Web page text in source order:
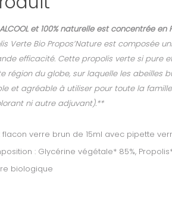
et 100% naturelle est concentrée
Verte Bio Propos’Nature est composée
efficacité. Cette propolis verte si pure
région du globe, sur laquelle les abeilles
et agréable à utiliser pour toute la
ni autre adjuvant).**
verre brun de 15ml avec pipette
: Glycérine végétale* 85%, Propolis*
biologique